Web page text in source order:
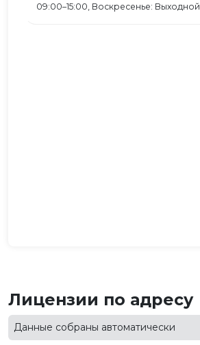
09:00–15:00, Воскресенье: Выходной
Лицензии по адресу
Данные собраны автоматически